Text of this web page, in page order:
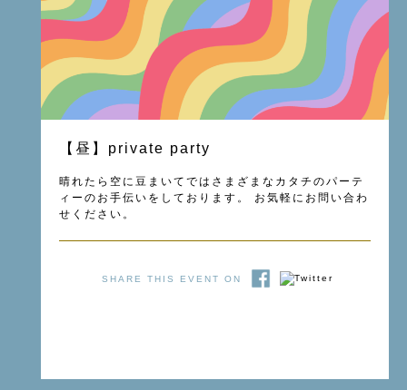
【昼】private party
晴れたら空に豆まいてではさまざまなカタチのパーテ
ィーのお手伝いをしております。 お気軽にお問い合わ
せください。
SHARE THIS EVENT ON